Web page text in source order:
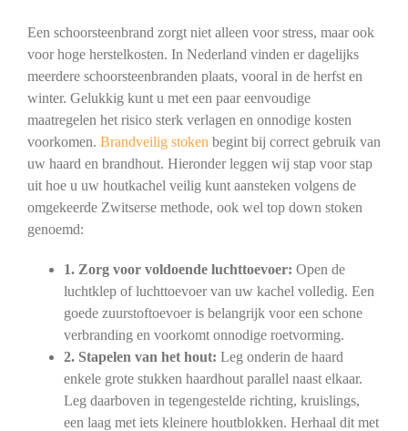
Een schoorsteenbrand zorgt niet alleen voor stress, maar ook
voor hoge herstelkosten. In Nederland vinden er dagelijks
meerdere schoorsteenbranden plaats, vooral in de herfst en
winter. Gelukkig kunt u met een paar eenvoudige
maatregelen het risico sterk verlagen en onnodige kosten
voorkomen. Brandveilig stoken begint bij correct gebruik van
uw haard en brandhout. Hieronder leggen wij stap voor stap
uit hoe u uw houtkachel veilig kunt aansteken volgens de
omgekeerde Zwitserse methode, ook wel top down stoken
genoemd:
1. Zorg voor voldoende luchttoevoer: Open de
luchtklep of luchttoevoer van uw kachel volledig. Een
goede zuurstoftoevoer is belangrijk voor een schone
verbranding en voorkomt onnodige roetvorming.
2. Stapelen van het hout: Leg onderin de haard
enkele grote stukken haardhout parallel naast elkaar.
Leg daarboven in tegengestelde richting, kruislings,
een laag met iets kleinere houtblokken. Herhaal dit met